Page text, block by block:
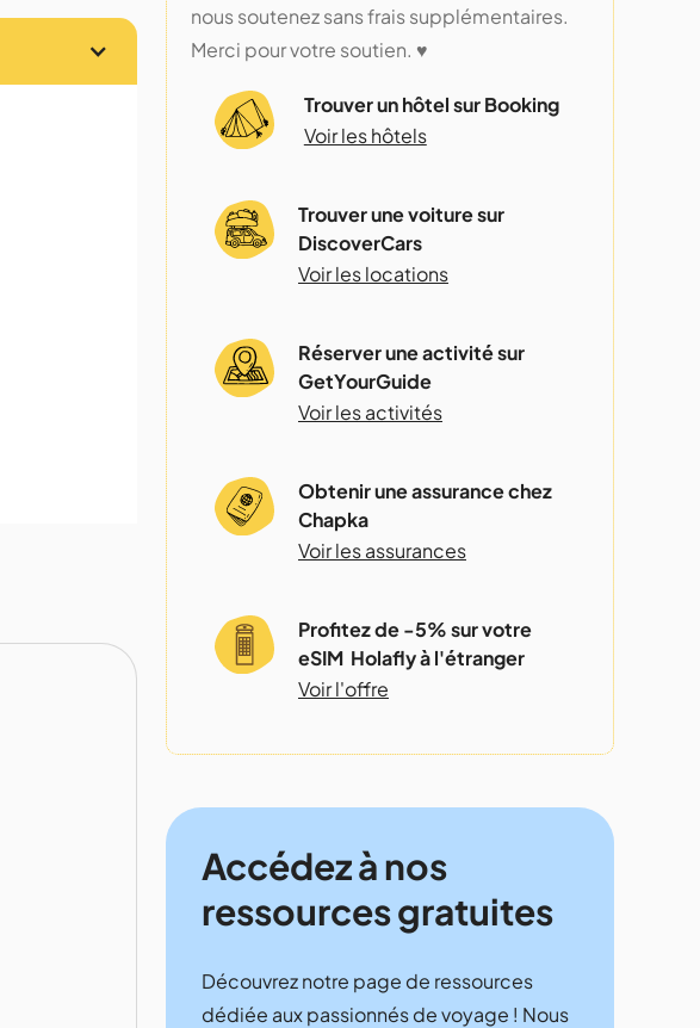
nous soutenez sans frais supplémentaires.
Merci pour votre soutien. ♥️
Trouver un hôtel sur Booking
Voir les hôtels
Trouver une voiture sur
DiscoverCars
Voir les locations
Réserver une activité sur
GetYourGuide
Voir les activités
Obtenir une assurance chez
Chapka
Voir les assurances
Profitez de -5% sur votre
eSIM Holafly à l'étranger
Voir l'offre
Accédez à nos
ressources gratuites
Découvrez notre page de ressources
dédiée aux passionnés de voyage ! Nous